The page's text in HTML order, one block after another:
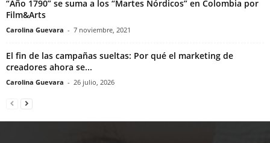
“Año 1790” se suma a los “Martes Nórdicos” en Colombia por
Film&Arts
Carolina Guevara - 7 noviembre, 2021
El fin de las campañas sueltas: Por qué el marketing de
creadores ahora se...
Carolina Guevara - 26 julio, 2026